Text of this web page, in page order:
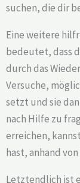
suchen, die dir
Eine weitere
bedeutet, dass
durch das
Versuche,
setzt und sie
nach Hilfe zu
erreichen,
hast, anhand
Letztendlich ist